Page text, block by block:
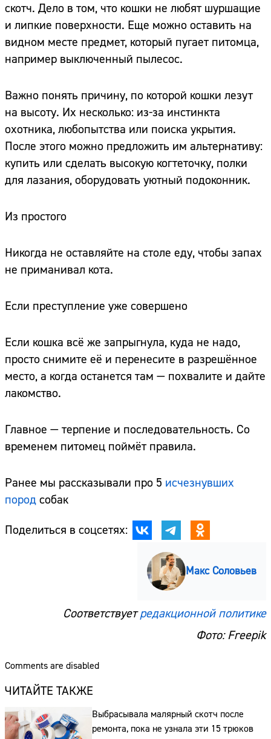
скотч. Дело в том, что кошки не любят шуршащие
и липкие поверхности. Еще можно оставить на
видном месте предмет, который пугает питомца,
например выключенный пылесос.
Важно понять причину, по которой кошки лезут
на высоту. Их несколько: из-за инстинкта
охотника, любопытства или поиска укрытия.
После этого можно предложить им альтернативу:
купить или сделать высокую когтеточку, полки
для лазания, оборудовать уютный подоконник.
Из простого
Никогда не оставляйте на столе еду, чтобы запах
не приманивал кота.
Если преступление уже совершено
Если кошка всё же запрыгнула, куда не надо,
просто снимите её и перенесите в разрешённое
место, а когда останется там — похвалите и дайте
лакомство.
Главное — терпение и последовательность. Со
временем питомец поймёт правила.
Ранее мы рассказывали про 5 исчезнувших
пород собак
Поделиться в соцсетях:
Макс Соловьев
Соответствуетредакционной политике
Фото: Freepik
Comments are disabled
ЧИТАЙТЕ ТАКЖЕ
Выбрасывала малярный скотч после
ремонта, пока не узнала эти 15 трюков